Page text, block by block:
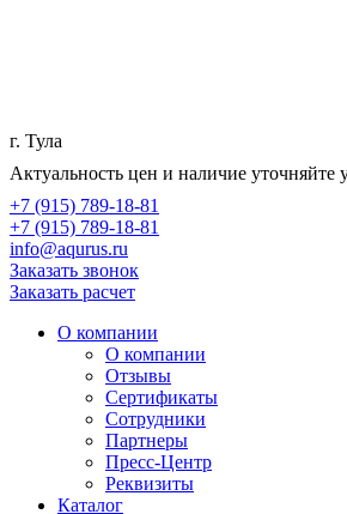
г. Тула
Актуальность цен и наличие уточняйте
+7 (915) 789-18-81
+7 (915) 789-18-81
info@aqurus.ru
Заказать звонок
Заказать расчет
О компании
О компании
Отзывы
Сертификаты
Сотрудники
Партнеры
Пресс-Центр
Реквизиты
Каталог